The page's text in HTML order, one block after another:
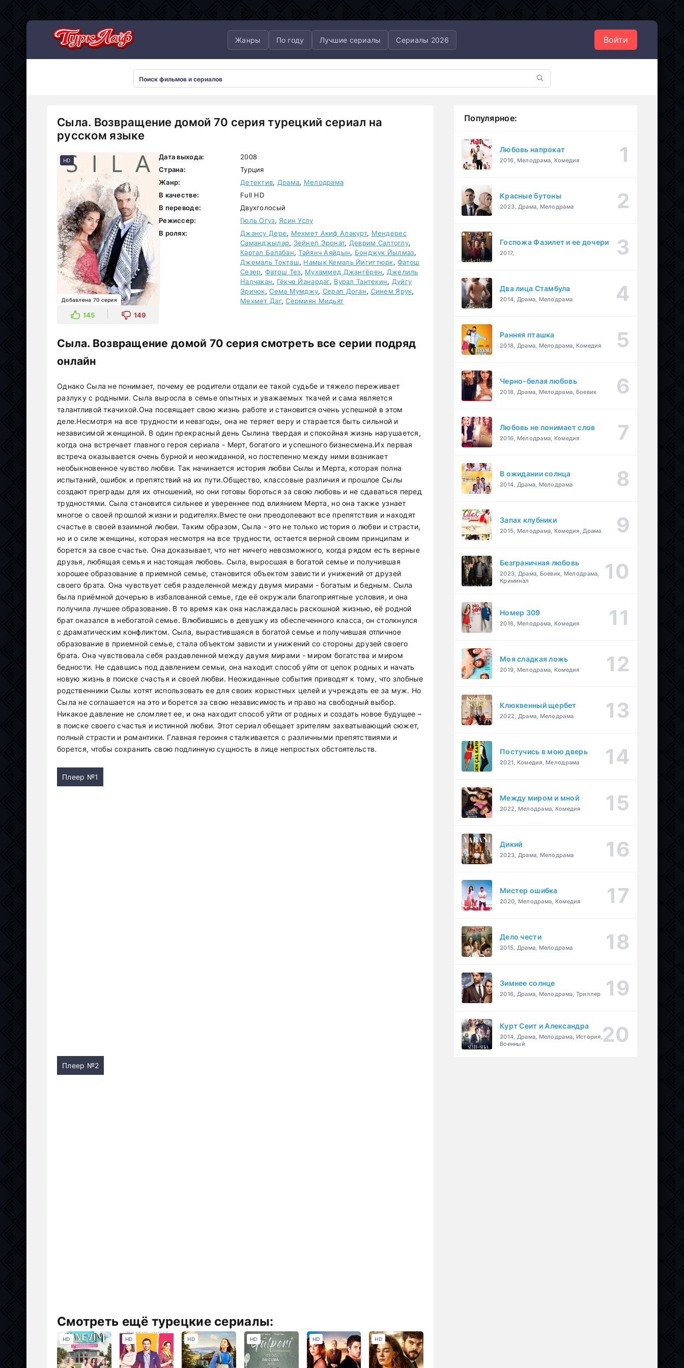
Жанры По году Лучшие сериалы Сериалы 2026 Войти
Сыла. Возвращение домой 70 серия турецкий сериал на
русском языке
HD
Добавлена 70 серия
145 149
Дата выхода:
2008
Страна:
Турция
Жанр:
Детектив, Драма, Мелодрама
В качестве:
Full HD
В переводе:
Двухголосый
Режиссер:
Гюль Огуз, Ясин Услу
В ролях:
Джансу Дере, Мехмет Акиф Алакурт, Мендерес
Саманджылар, Зейнеп Эронат, Деврим Салтоглу,
Картал Балабан,Тайянч Аяйдын, Бонджук Йылмаз,
Джемаль Токташ, Намык Кемаль Йигиттюрк,Фатош
Сезер, Фатош Тез, Мухаммед Джангёрен, Джелиль
Налчакан, Гёкче Йанардаг, Вурал Тантекин, Дуйгу
Эричок,Сема Мумджу, Серап Доган, Синем Ярук,
Мехмет Даг,Сермиян Мидьят
Сыла. Возвращение домой 70 серия смотреть все серии подряд
онлайн
Однако Сыла не понимает, почему ее родители отдали ее такой судьбе и тяжело переживает
разлуку с родными. Сыла выросла в семье опытных и уважаемых ткачей и сама является
талантливой ткачихой.Она посвящает свою жизнь работе и становится очень успешной в этом
деле.Несмотря на все трудности и невзгоды, она не теряет веру и старается быть сильной и
независимой женщиной. В один прекрасный день Сылина твердая и спокойная жизнь нарушается,
когда она встречает главного героя сериала - Мерт, богатого и успешного бизнесмена.Их первая
встреча оказывается очень бурной и неожиданной, но постепенно между ними возникает
необыкновенное чувство любви. Так начинается история любви Сылы и Мерта, которая полна
испытаний, ошибок и препятствий на их пути.Общество, классовые различия и прошлое Сылы
создают преграды для их отношений, но они готовы бороться за свою любовь и не сдаваться перед
трудностями. Сыла становится сильнее и увереннее под влиянием Мерта, но она также узнает
многое о своей прошлой жизни и родителях.Вместе они преодолевают все препятствия и находят
счастье в своей взаимной любви. Таким образом, Сыла - это не только история о любви и страсти,
но и о силе женщины, которая несмотря на все трудности, остается верной своим принципам и
борется за свое счастье. Она доказывает, что нет ничего невозможного, когда рядом есть верные
друзья, любящая семья и настоящая любовь. Сыла, выросшая в богатой семье и получившая
хорошее образование в приемной семье, становится объектом зависти и унижений от друзей
своего брата. Она чувствует себя разделенной между двумя мирами - богатым и бедным. Сыла
была приёмной дочерью в избалованной семье, где её окружали благоприятные условия, и она
получила лучшее образование. В то время как она наслаждалась раскошной жизнью, её родной
брат оказался в небогатой семье. Влюбившись в девушку из обеспеченного класса, он столкнулся
с драматическим конфликтом. Сыла, вырастившаяся в богатой семье и получившая отличное
образование в приемной семье, стала объектом зависти и унижений со стороны друзей своего
брата. Она чувствовала себя раздавленной между двумя мирами - миром богатства и миром
бедности. Не сдавшись под давлением семьи, она находит способ уйти от цепок родных и начать
новую жизнь в поиске счастья и своей любви. Неожиданные события приводят к тому, что злобные
родственники Сылы хотят использовать ее для своих корыстных целей и учреждать ее за муж. Но
Сыла не соглашается на это и борется за свою независимость и право на свободный выбор.
Никакое давление не сломляет ее, и она находит способ уйти от родных и создать новое будущее –
в поиске своего счастья и истинной любви. Этот сериал обещает зрителям захватывающий сюжет,
полный страсти и романтики. Главная героиня сталкивается с различными препятствиями и
борется, чтобы сохранить свою подлинную сущность в лице непростых обстоятельств.
Плеер №1
Плеер №2
Смотреть ещё турецкие сериалы:
HD HD HD HD HD HD
Популярное:
Любовь напрокат
2016, Мелодрама, Комедия
Красные бутоны
2023, Драма, Мелодрама
Госпожа Фазилет и ее дочери
2017,
Два лица Стамбула
2014, Драма, Мелодрама
Ранняя пташка
2018, Драма, Мелодрама, Комедия
Черно-белая любовь
2018, Драма, Мелодрама, Боевик
Любовь не понимает слов
2016, Мелодрама, Комедия
В ожидании солнца
2014, Драма, Мелодрама
Запах клубники
2015, Мелодрама, Комедия, Драма
Безграничная любовь
2023, Драма, Боевик, Мелодрама,
Криминал
Номер 309
2016, Мелодрама, Комедия
Моя сладкая ложь
2019, Мелодрама, Комедия
Клюквенный щербет
2022, Драма, Мелодрама
Постучись в мою дверь
2021, Комедия, Мелодрама
Между миром и мной
2022, Мелодрама, Комедия
Дикий
2023, Драма, Мелодрама
Мистер ошибка
2020, Мелодрама, Комедия
Дело чести
2015, Драма, Мелодрама
Зимнее солнце
2016, Драма, Мелодрама, Триллер
Курт Сеит и Александра
2014, Драма, Мелодрама, История,
Военный
Сериалы 2026